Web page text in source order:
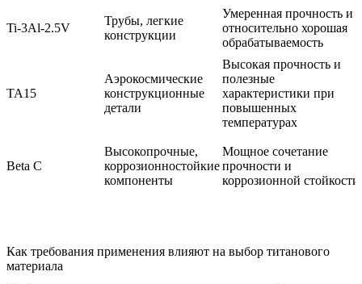
Ti-3Al-2.5V
Трубы, легкие
конструкции
Умеренная прочность и
относительно хорошая
обрабатываемость
TA15
Аэрокосмические
конструкционные
детали
Высокая прочность и
полезные
характеристики при
повышенных
температурах
Beta C
Высокопрочные,
коррозионностойкие
компоненты
Мощное сочетание
прочности и
коррозионной стойкости
Как требования применения влияют на выбор титанового
материала